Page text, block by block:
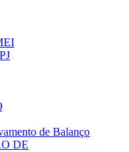
de Balanço
DE